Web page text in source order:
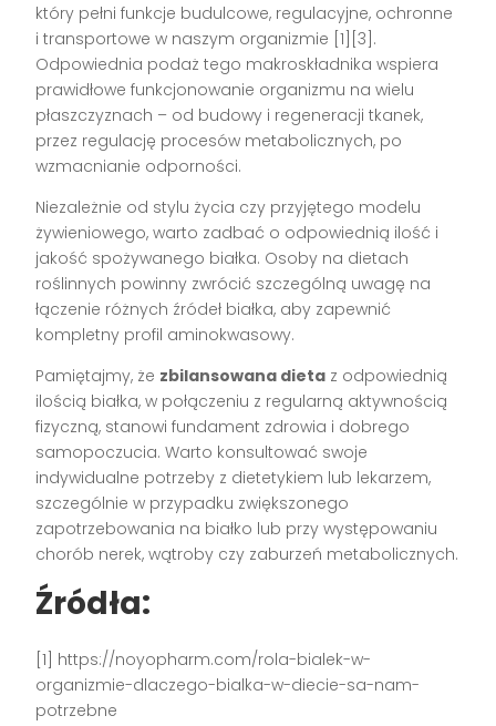
który pełni funkcje budulcowe, regulacyjne, ochronne
i transportowe w naszym organizmie [1][3].
Odpowiednia podaż tego makroskładnika wspiera
prawidłowe funkcjonowanie organizmu na wielu
płaszczyznach – od budowy i regeneracji tkanek,
przez regulację procesów metabolicznych, po
wzmacnianie odporności.
Niezależnie od stylu życia czy przyjętego modelu
żywieniowego, warto zadbać o odpowiednią ilość i
jakość spożywanego białka. Osoby na dietach
roślinnych powinny zwrócić szczególną uwagę na
łączenie różnych źródeł białka, aby zapewnić
kompletny profil aminokwasowy.
Pamiętajmy, że zbilansowana dieta z odpowiednią
ilością białka, w połączeniu z regularną aktywnością
fizyczną, stanowi fundament zdrowia i dobrego
samopoczucia. Warto konsultować swoje
indywidualne potrzeby z dietetykiem lub lekarzem,
szczególnie w przypadku zwiększonego
zapotrzebowania na białko lub przy występowaniu
chorób nerek, wątroby czy zaburzeń metabolicznych.
Źródła:
[1] https://noyopharm.com/rola-bialek-w-
organizmie-dlaczego-bialka-w-diecie-sa-nam-
potrzebne